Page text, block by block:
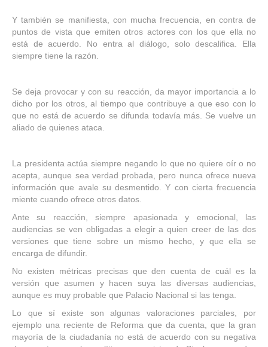
Y también se manifiesta, con mucha frecuencia, en contra de
puntos de vista que emiten otros actores con los que ella no
está de acuerdo. No entra al diálogo, solo descalifica. Ella
siempre tiene la razón.
Se deja provocar y con su reacción, da mayor importancia a lo
dicho por los otros, al tiempo que contribuye a que eso con lo
que no está de acuerdo se difunda todavía más. Se vuelve un
aliado de quienes ataca.
La presidenta actúa siempre negando lo que no quiere oír o no
acepta, aunque sea verdad probada, pero nunca ofrece nueva
información que avale su desmentido. Y con cierta frecuencia
miente cuando ofrece otros datos.
Ante su reacción, siempre apasionada y emocional, las
audiencias se ven obligadas a elegir a quien creer de las dos
versiones que tiene sobre un mismo hecho, y que ella se
encarga de difundir.
No existen métricas precisas que den cuenta de cuál es la
versión que asumen y hacen suya las diversas audiencias,
aunque es muy probable que Palacio Nacional si las tenga.
Lo que sí existe son algunas valoraciones parciales, por
ejemplo una reciente de Reforma que da cuenta, que la gran
mayoría de la ciudadanía no está de acuerdo con su negativa